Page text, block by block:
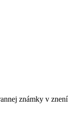
známky v znení